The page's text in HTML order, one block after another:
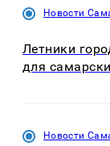
Новости
Летники
для
Новости